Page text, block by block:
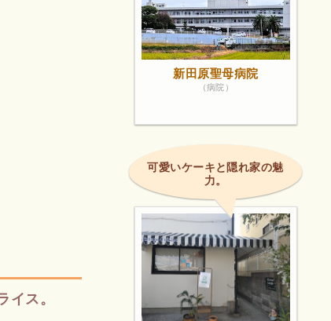
イス。
新田原聖母病院
（病院）
可愛いケーキと隠れ家の魅
力。